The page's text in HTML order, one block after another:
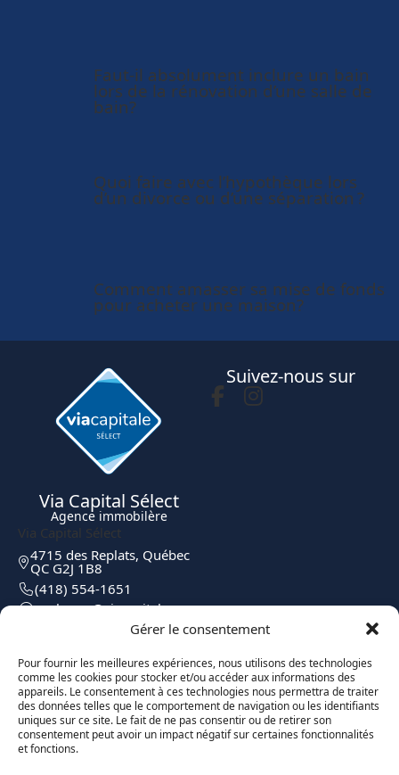
Gérer le consentement
Pour fournir les meilleures expériences, nous utilisons des technologies
comme les cookies pour stocker et/ou accéder aux informations des
appareils. Le consentement à ces technologies nous permettra de traiter
des données telles que le comportement de navigation ou les identifiants
uniques sur ce site. Le fait de ne pas consentir ou de retirer son
consentement peut avoir un impact négatif sur certaines fonctionnalités
et fonctions.
Faut-il absolument inclure un bain
lors de la rénovation d’une salle de
bain?
Quoi faire avec l’hypothèque lors
d’un divorce ou d’une séparation ?
Comment amasser sa mise de fonds
pour acheter une maison?
Via Capital Sélect
Agence immobilère
Via Capital Sélect
4715 des Replats, Québec
QC G2J 1B8
(418) 554-1651
moc.elatipacaiv@egreborp
Suivez-nous sur